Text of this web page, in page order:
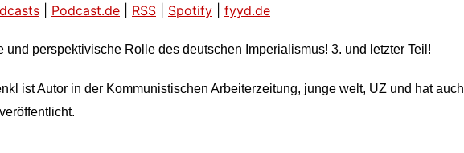
Podcast.de RSS Spotify fyyd.de
und perspektivische Rolle des deutschen Imperialismus! 3. und letzter Teil!
ist Autor in der Kommunistischen Arbeiterzeitung, junge welt, UZ und hat auch